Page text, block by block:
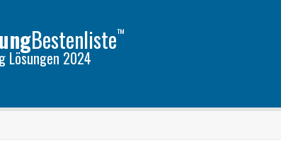
Bestenliste™
Lösungen 2024